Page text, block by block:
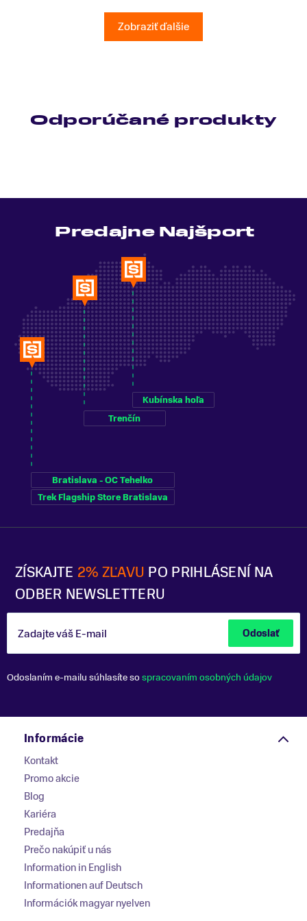
Ešte raz ďakujem.Zobraziť ďalšie
Odporúčané produkty
ZÍSKAJTE 2% ZĽAVU PO PRIHLÁSENÍ NA
ODBER NEWSLETTERU
Zadajte váš E-mail Odoslať
Odoslaním e-mailu súhlasíte sospracovaním osobných údajov
Predajne Najšport
Bratislava - OC Tehelko
Trek Flagship Store Bratislava
Trenčín
Kubínska hoľa
Informácie
Kontakt
Promo akcie
Blog
Kariéra
Predajňa
Prečo nakúpiť u nás
Information in English
Informationen auf Deutsch
Információk magyar nyelven